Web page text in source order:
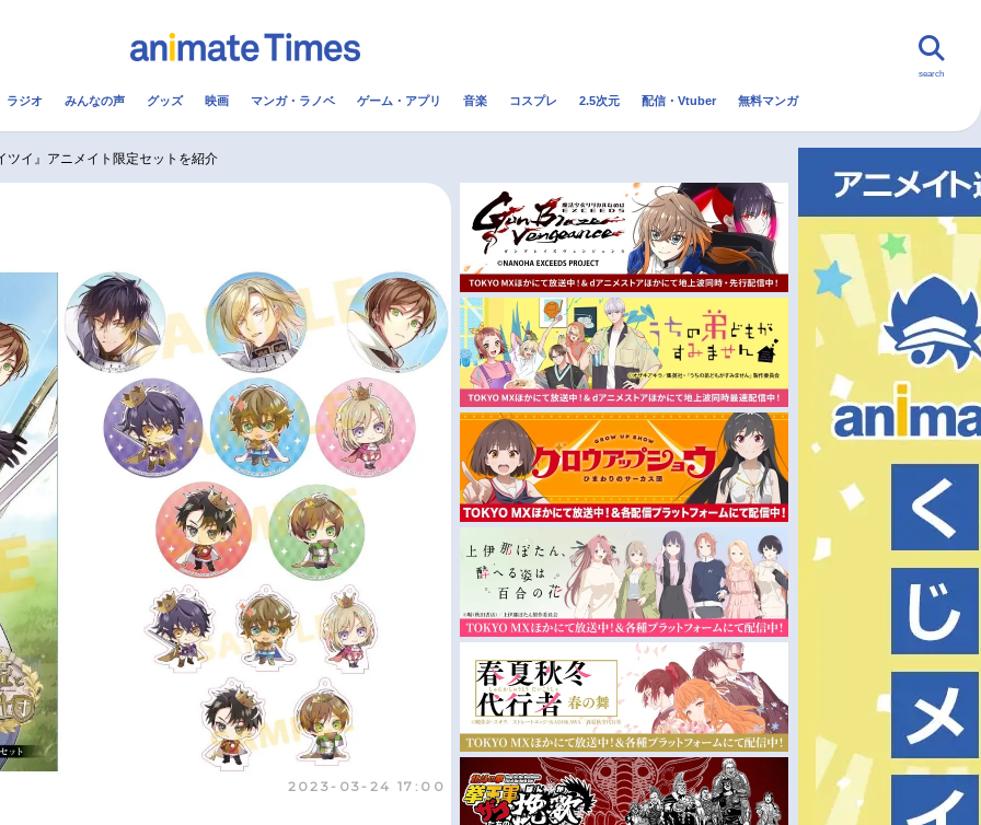
配信・Vtuber トレンド 無料マンガ
アニメ映画一覧
実写化映画一覧
男性声優/女性声優一覧
今期アニメ曜日別一覧
春アニメ
夏アニメ
秋アニメ
冬アニメ
FOLLOW US
search
ラジオ みんなの声 グッズ 映画 マンガ・ラノベ ゲーム・アプリ 音楽 コスプレ 2.5次元 配信・Vtuber 無料マンガ
ツイ』アニメイト限定セットを紹介
2023-03-24 17:00